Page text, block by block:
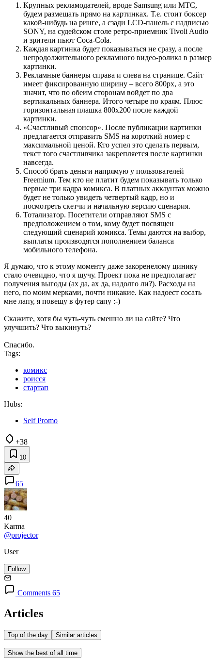
Крупных рекламодателей, вроде Samsung или МТС,
будем размещать прямо на картинках. Т.е. стоит боксер
какой-нибудь на ринге, а сзади LCD-панель с надписью
SONY, на судейском столе ретро-приемник Tivoli Audio
и зрители пьют Coca-Cola.
Каждая картинка будет показываться не сразу, а после
непродолжительного рекламного видео-ролика в размер
картинки.
Рекламные баннеры справа и слева на странице. Сайт
имеет фиксированную ширину – всего 800px, а это
значит, что по обеим сторонам войдет по два
вертикальных баннера. Итого четыре по краям. Плюс
горизонтальная плашка 800х200 после каждой
картинки.
«Счастливый спонсор». После публикации картинки
предлагается отправить SMS на короткий номер с
максимальной ценой. Кто успел это сделать первым,
текст того счастливчика закрепляется после картинки
навсегда.
Способ брать деньги напрямую у пользователей –
Freemium. Тем кто не платит будем показывать только
первые три кадра комикса. В платных аккаунтах можно
будет не только увидеть четвертый кадр, но и
посмотреть скетчи и начальную версию сценария.
Тотализатор. Посетители отправляют SMS с
предположением о том, кому будет посвящен
следующий сценарий комикса. Темы даются на выбор,
выплаты производятся пополнением баланса
мобильного телефона.
Я думаю, что к этому моменту даже закоренелому цинику
стало очевидно, что я шучу. Проект пока не предполагает
получения выгоды (ах да, ах да, надолго ли?). Расходы на
него, по моим мерками, почти никакие. Как надоест сосать
мне лапу, я повешу в футер сапу :-)
Скажите, хотя бы чуть-чуть смешно ли на сайте? Что
улучшить? Что выкинуть?
Спасибо.
Tags:
комикс
роисся
стартап
Hubs:
Self Promo
+38
10
65
40
Karma
@projector
User
Follow
Comments 65
Articles
Top of the day Similar articles
Show the best of all time